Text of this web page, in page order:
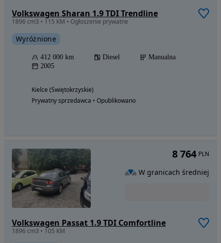
Volkswagen Sharan 1.9 TDI Trendline
1896 cm3 • 115 KM • Ogłoszenie prywatne
Wyróżnione
412 000 km Diesel
Manualna
2005
Kielce (Świętokrzyskie)
Prywatny sprzedawca • Opublikowano
Volkswagen Passat 1.9 TDI Comfortline
1896 cm3 • 105 KM
8 764 PLN
W granicach średniej